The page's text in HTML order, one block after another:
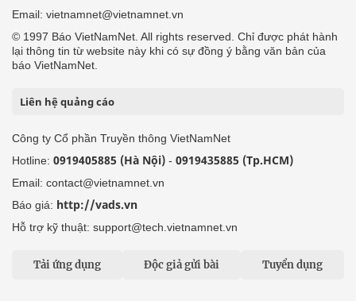
Email: vietnamnet@vietnamnet.vn
© 1997 Báo VietNamNet. All rights reserved. Chỉ được phát hành
lại thông tin từ website này khi có sự đồng ý bằng văn bản của
báo VietNamNet.
Liên hệ quảng cáo
Công ty Cổ phần Truyền thông VietNamNet
Hotline: 0919405885 (Hà Nội) - 0919435885 (Tp.HCM)
Email: contact@vietnamnet.vn
Báo giá: http://vads.vn
Hỗ trợ kỹ thuật: support@tech.vietnamnet.vn
Tải ứng dụng Độc giả gửi bài Tuyển dụng